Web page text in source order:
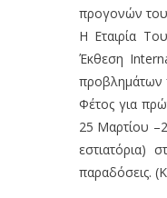
προγονών
Η Εταιρία
Έκθεση
προβλημάτων
Φέτος για
25 Μαρτίου
εστιατόρια)
παραδόσεις.
Market
πραγματοποιήθηκε